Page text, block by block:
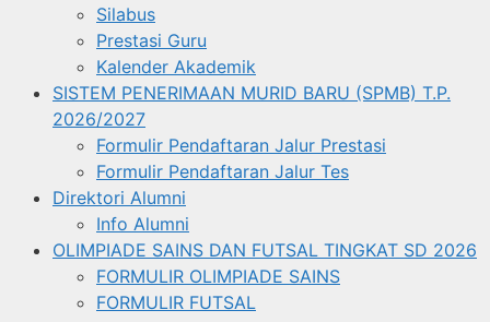
Silabus
Prestasi Guru
Kalender Akademik
SISTEM PENERIMAAN MURID BARU (SPMB) T.P.
2026/2027
Formulir Pendaftaran Jalur Prestasi
Formulir Pendaftaran Jalur Tes
Direktori Alumni
Info Alumni
OLIMPIADE SAINS DAN FUTSAL TINGKAT SD 2026
FORMULIR OLIMPIADE SAINS
FORMULIR FUTSAL